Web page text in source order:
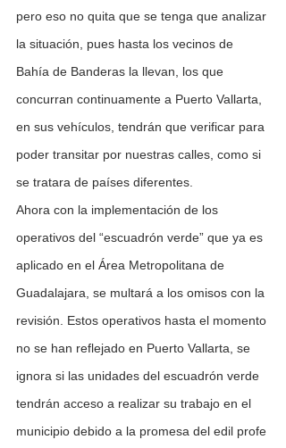
pero eso no quita que se tenga que analizar
la situación, pues hasta los vecinos de
Bahía de Banderas la llevan, los que
concurran continuamente a Puerto Vallarta,
en sus vehículos, tendrán que verificar para
poder transitar por nuestras calles, como si
se tratara de países diferentes.
Ahora con la implementación de los
operativos del “escuadrón verde” que ya es
aplicado en el Área Metropolitana de
Guadalajara, se multará a los omisos con la
revisión. Estos operativos hasta el momento
no se han reflejado en Puerto Vallarta, se
ignora si las unidades del escuadrón verde
tendrán acceso a realizar su trabajo en el
municipio debido a la promesa del edil profe